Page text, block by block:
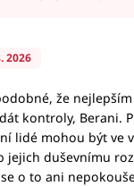
2026
že
kontroly, Berani.
lidé mohou být ve
jejich duševnímu
o to ani